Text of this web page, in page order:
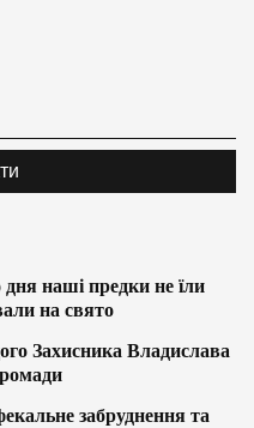
наші предки не їли
на свято
Захисника Владислава
забруднення та